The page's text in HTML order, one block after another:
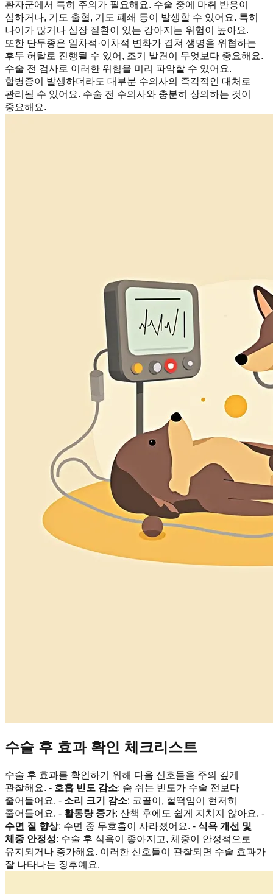
환자군에서 특히 주의가 필요해요. 수술 중에 마취 반응이
심하거나, 기도 출혈, 기도 폐쇄 등이 발생할 수 있어요. 특히
나이가 많거나 심장 질환이 있는 강아지는 위험이 높아요.
또한 단두종은 일차적·이차적 변화가 겹쳐 생명을 위협하는
후두 허탈로 진행될 수 있어, 조기 발견이 무엇보다 중요해요.
수술 전 검사로 이러한 위험을 미리 파악할 수 있어요.
합병증이 발생하더라도 대부분 수의사의 즉각적인 대처로
관리될 수 있어요. 수술 전 수의사와 충분히 상의하는 것이
중요해요.
수술 후 효과 확인 체크리스트
수술 후 효과를 확인하기 위해 다음 신호들을 주의 깊게
관찰해요. - 호흡 빈도 감소: 숨 쉬는 빈도가 수술 전보다
줄어들어요. - 소리 크기 감소: 코골이, 헐떡임이 현저히
줄어들어요. - 활동량 증가: 산책 후에도 쉽게 지치지 않아요. -
수면 질 향상: 수면 중 무호흡이 사라졌어요. - 식욕 개선 및
체중 안정성: 수술 후 식욕이 좋아지고, 체중이 안정적으로
유지되거나 증가해요. 이러한 신호들이 관찰되면 수술 효과가
잘 나타나는 징후예요.